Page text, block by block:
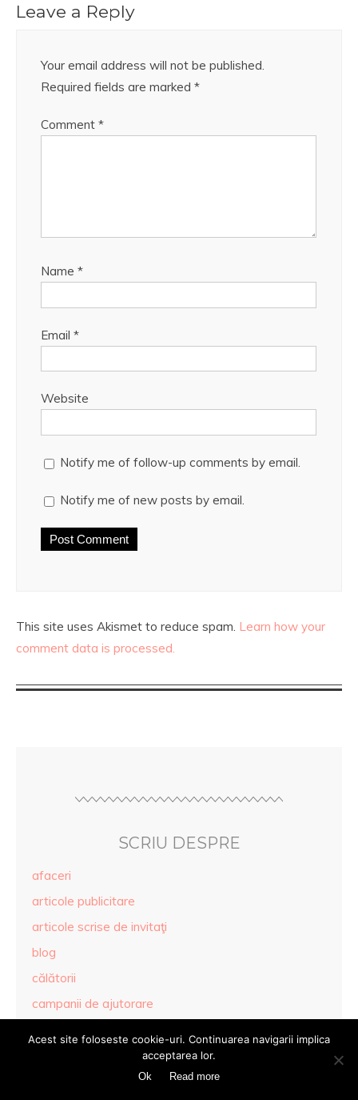
Leave a Reply
Your email address will not be published.
Required fields are marked *
Comment *
Name *
Email *
Website
Notify me of follow-up comments by email.
Notify me of new posts by email.
This site uses Akismet to reduce spam. Learn how your
comment data is processed.
SCRIU DESPRE
afaceri
articole publicitare
articole scrise de invitaţi
blog
călătorii
campanii de ajutorare
Acest site foloseste cookie-uri. Continuarea navigarii implica
acceptarea lor.
Ok Read more